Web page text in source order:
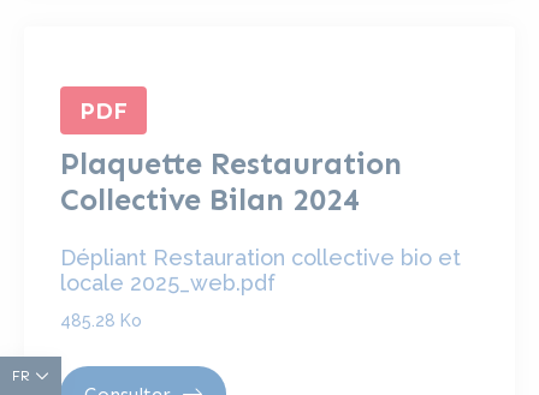
FR
PDF
Plaquette Restauration
Collective Bilan 2024
Dépliant Restauration collective bio et
locale 2025_web.pdf
485.28 Ko